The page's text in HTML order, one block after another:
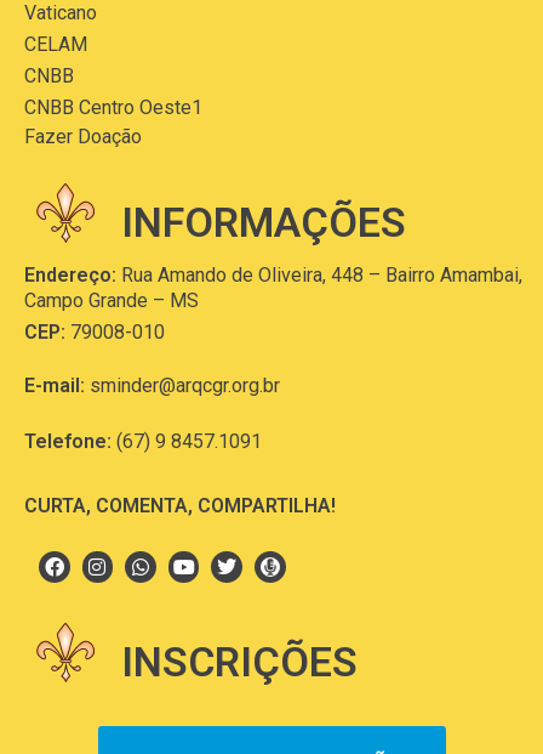
Vaticano
CELAM
CNBB
CNBB Centro Oeste1
Fazer Doação
INFORMAÇÕES
Endereço: Rua Amando de Oliveira, 448 – Bairro Amambai,
Campo Grande – MS
CEP: 79008-010
E-mail: sminder@arqcgr.org.br
Telefone: (67) 9 8457.1091
CURTA, COMENTA, COMPARTILHA!
INSCRIÇÕES